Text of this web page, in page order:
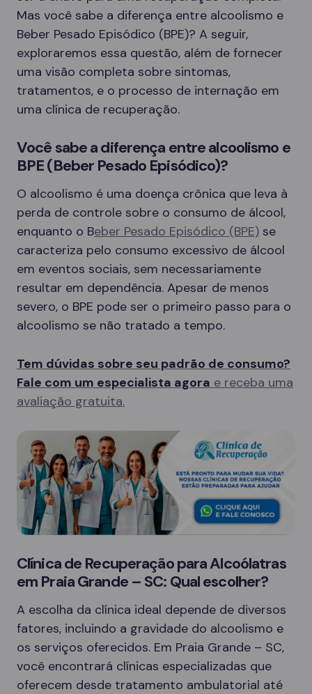
Mas você sabe a diferença entre alcoolismo e
Beber Pesado Episódico (BPE)? A seguir,
exploraremos essa questão, além de fornecer
uma visão completa sobre sintomas,
tratamentos, e o processo de internação em
uma clínica de recuperação.
Você sabe a diferença entre alcoolismo e
BPE (Beber Pesado Episódico)?
O alcoolismo é uma doença crônica que leva à
perda de controle sobre o consumo de álcool,
enquanto o Beber Pesado Episódico (BPE) se
caracteriza pelo consumo excessivo de álcool
em eventos sociais, sem necessariamente
resultar em dependência. Apesar de menos
severo, o BPE pode ser o primeiro passo para o
alcoolismo se não tratado a tempo.
Tem dúvidas sobre seu padrão de consumo?
Fale com um especialista agora e receba uma
avaliação gratuita.
Clínica de Recuperação para Alcoólatras
em Praia Grande – SC: Qual escolher?
A escolha da clínica ideal depende de diversos
fatores, incluindo a gravidade do alcoolismo e
os serviços oferecidos. Em Praia Grande – SC,
você encontrará clínicas especializadas que
oferecem desde tratamento ambulatorial até